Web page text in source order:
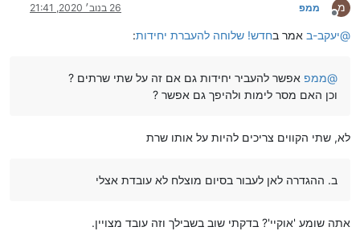
מ
מנותק
ממפ 26 בנוב׳ 2020, 21:41
@יעקב-ב אמר בחדש! שלוחה להעברת יחידות:
@ממפ אפשר להעביר יחידות גם אם זה על שתי שרתים ?
וכן האם מסר לימות ולהיפך גם אפשר ?
לא, שתי הקווים צריכים להיות על אותו שרת
ב. ההגדרה לאן לעבור בסיום מוצלח לא עובדת אצלי
אתה שומע 'אוקיי'? בדקתי שוב בשבילך וזה עובד מצויין.